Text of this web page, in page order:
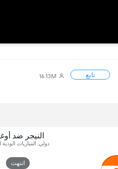
تابع 16.13M
النيجر ضد
دولي, المباريات الودية
انتهت